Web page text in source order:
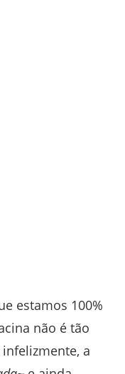
estamos 100%
não é tão
a